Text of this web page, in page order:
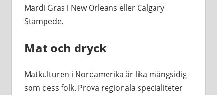
Mardi Gras i New Orleans eller Calgary
Stampede.
Mat och dryck
Matkulturen i Nordamerika är lika mångsidig
som dess folk. Prova regionala specialiteter